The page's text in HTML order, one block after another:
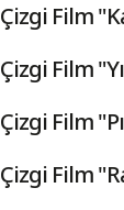
Çizgi Film
Çizgi Film
Çizgi Film
Çizgi Film